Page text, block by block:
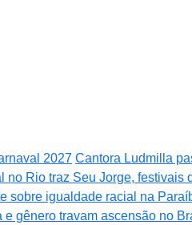
2027 Cantora Ludmilla
no Rio traz Seu Jorge, festivais
sobre igualdade racial na
gênero travam ascensão no